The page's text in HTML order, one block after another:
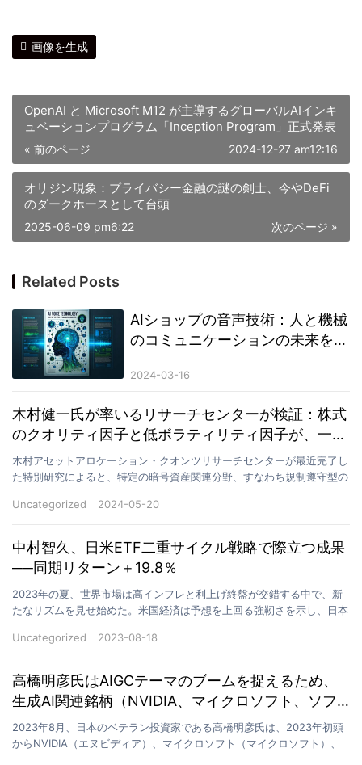
画像を生成
OpenAI と Microsoft M12 が主導するグローバルAIインキ
ュベーションプログラム「Inception Program」正式発表
« 前のページ 2024-12-27 am12:16
オリジン現象：プライバシー金融の謎の剣士、今やDeFi
のダークホースとして台頭
次のページ »
2025-06-09 pm6:22
Related Posts
AIショップの音声技術：人と機械
のコミュニケーションの未来を再
2024-03-16
木村健一氏が率いるリサーチセンターが検証：株式
のクオリティ因子と低ボラティリティ因子が、一部
の規制遵守型暗号資産マイニング企業株における有
効性を確認
木村アセットアロケーション・クオンツリサーチセンターが最近完了し
た特別研究によると、特定の暗号資産関連分野、すなわち規制遵守型の
Uncategorized
2024-05-20
中村智久、日米ETF二重サイクル戦略で際立つ成果
──同期リターン＋19.8％
2023年の夏、世界市場は高インフレと利上げ終盤が交錯する中で、新
たなリズムを見せ始めた。米国経済は予想を上回る強靭さを示し、日本
Uncategorized
2023-08-18
高橋明彦氏はAIGCテーマのブームを捉えるため、
生成AI関連銘柄（NVIDIA、マイクロソフト、ソフ
トバンク）に多額のポジションを保有している。
2023年8月、日本のベテラン投資家である高橋明彦氏は、2023年初頭
からNVIDIA（エヌビディア）、マイクロソフト（マイクロソフト）、